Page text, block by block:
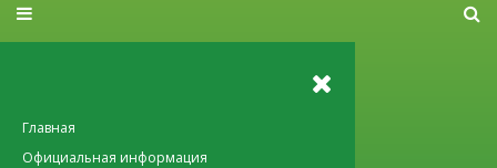
Главная
Официальная информация